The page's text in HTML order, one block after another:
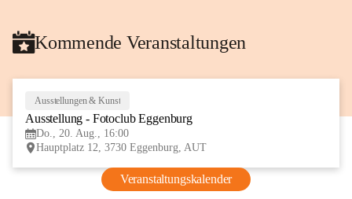
Kommende Veranstaltungen
Ausstellungen & Kunst
Ausstellung - Fotoclub Eggenburg
Do., 20. Aug., 16:00
Hauptplatz 12, 3730 Eggenburg, AUT
Veranstaltungskalender